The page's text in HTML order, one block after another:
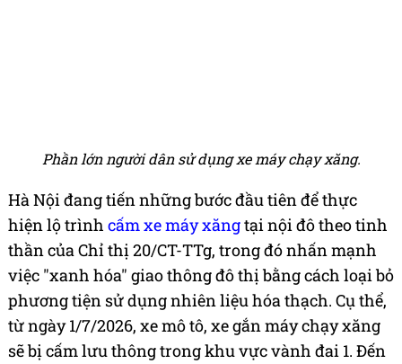
Phần lớn người dân sử dụng xe máy chạy xăng.
Hà Nội đang tiến những bước đầu tiên để thực
hiện lộ trình cấm xe máy xăngtại nội đô theo tinh
thần của Chỉ thị 20/CT-TTg, trong đó nhấn mạnh
việc "xanh hóa" giao thông đô thị bằng cách loại bỏ
phương tiện sử dụng nhiên liệu hóa thạch. Cụ thể,
từ ngày 1/7/2026, xe mô tô, xe gắn máy chạy xăng
sẽ bị cấm lưu thông trong khu vực vành đai 1. Đến